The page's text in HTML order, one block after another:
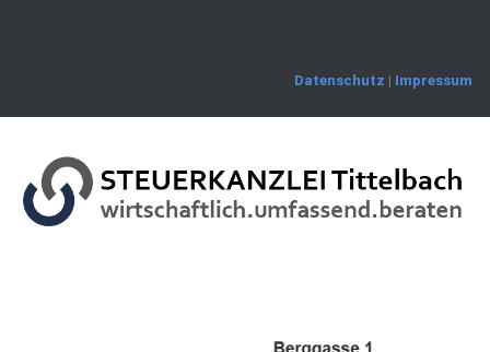
Datenschutz | Impressum